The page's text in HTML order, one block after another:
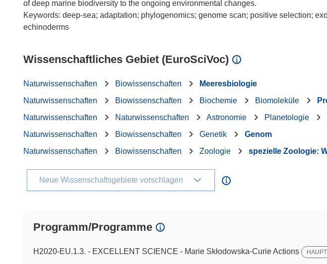
of deep marine biodiversity to the ongoing environmental changes.
Keywords: deep-sea; adaptation; phylogenomics; genome scan; positive selection;
Wissenschaftliches Gebiet (EuroSciVoc)
Naturwissenschaften Biowissenschaften
Meeresbiologie
Naturwissenschaften
Biowissenschaften Biochemie Biomoleküle
Naturwissenschaften
Naturwissenschaften Astronomie Planetologie
Naturwissenschaften
Biowissenschaften Genetik
Genom
Naturwissenschaften
Biowissenschaften Zoologie spezielle Zoologie:
Neue Wissenschaftsgebiete vorschlagen
Programm/Programme
H2020-EU.1.3. - EXCELLENT SCIENCE - Marie Skłodowska-Curie Actions